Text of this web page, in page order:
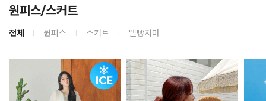
원피스/스커트
전체 원피스 스커트 멜빵치마